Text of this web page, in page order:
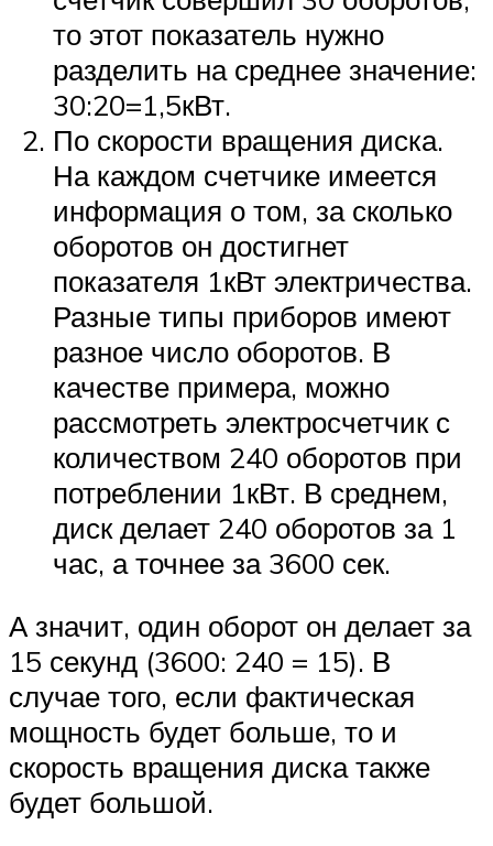
то этот показатель нужно
разделить на среднее значение:
30:20=1,5кВт.
По скорости вращения диска.
На каждом счетчике имеется
информация о том, за сколько
оборотов он достигнет
показателя 1кВт электричества.
Разные типы приборов имеют
разное число оборотов. В
качестве примера, можно
рассмотреть электросчетчик с
количеством 240 оборотов при
потреблении 1кВт. В среднем,
диск делает 240 оборотов за 1
час, а точнее за 3600 сек.
А значит, один оборот он делает за
15 секунд (3600: 240 = 15). В
случае того, если фактическая
мощность будет больше, то и
скорость вращения диска также
будет большой.